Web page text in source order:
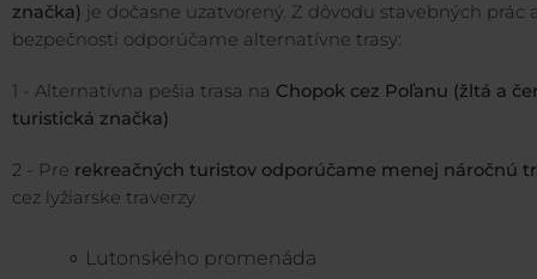
značka) je dočasne uzatvorený. Z dôvodu stavebných prác
bezpečnosti odporúčame alternatívne trasy:
1 - Alternatívna pešia trasa na Chopok cez Poľanu (žltá a
turistická značka)
2 - Pre rekreačných turistov odporúčame menej náročnú
cez lyžiarske traverzy
Lutonského promenáda